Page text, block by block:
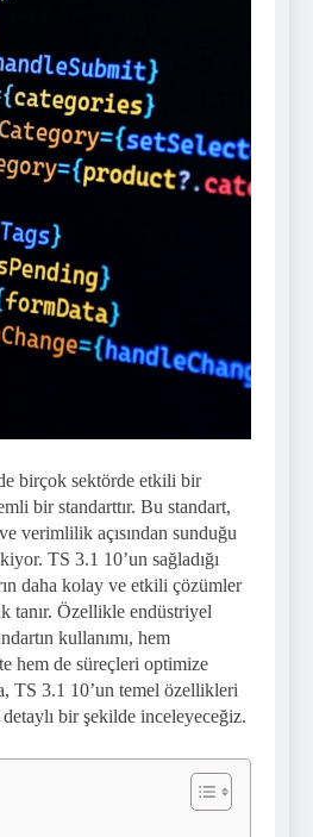
birçok sektörde etkili bir
bir standarttır. Bu standart,
verimlilik açısından sunduğu
TS 3.1 10’un sağladığı
daha kolay ve etkili çözümler
tanır. Özellikle endüstriyel
kullanımı, hem
hem de süreçleri optimize
TS 3.1 10’un temel özellikleri
bir şekilde inceleyeceğiz.